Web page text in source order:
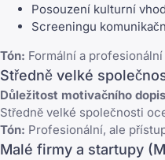
Posouzení kulturní
Screeningu
Tón: Formální a profesionální
Středně velké
Důležitost motivačního
Středně velké společnosti
Tón: Profesionální, ale
Malé firmy a startupy